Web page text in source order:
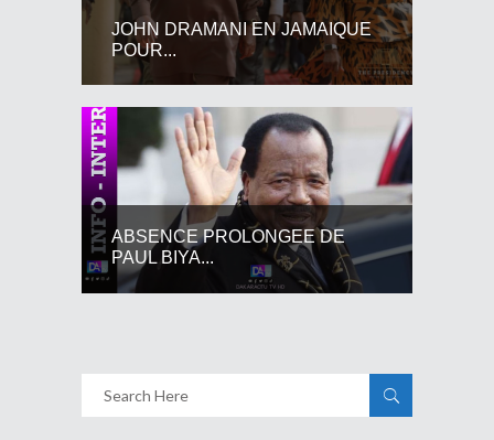
JOHN DRAMANI EN JAMAIQUE
POUR...
ABSENCE PROLONGEE DE
PAUL BIYA...